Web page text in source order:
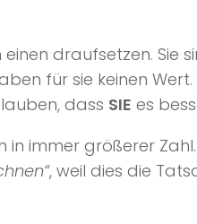
draufsetzen. Sie
für sie keinen
dass SIE es
in immer größerer
, weil dies die